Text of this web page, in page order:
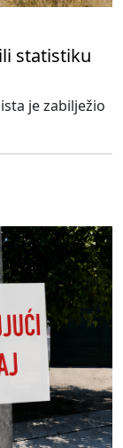
statistiku
je zabilježio